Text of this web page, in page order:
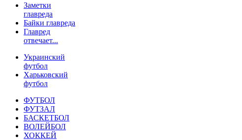
Заметки
главреда
Байки главреда
Главред
отвечает...
Украинский
футбол
Харьковский
футбол
ФУТБОЛ
ФУТЗАЛ
БАСКЕТБОЛ
ВОЛЕЙБОЛ
ХОККЕЙ